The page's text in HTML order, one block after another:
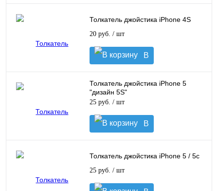
корзину
Толкатель джойстика iPhone 4S
20 руб. / шт
В
корзину
Толкатель джойстика iPhone 5
"дизайн 5S"
25 руб. / шт
В
корзину
Толкатель джойстика iPhone 5 / 5c
25 руб. / шт